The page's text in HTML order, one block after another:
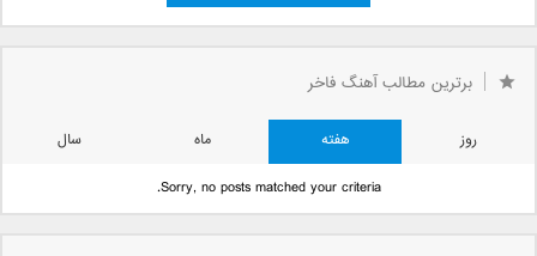
برترین مطالب آهنگ فاخر
روز هفته ماه
سال
Sorry, no posts matched your criteria.